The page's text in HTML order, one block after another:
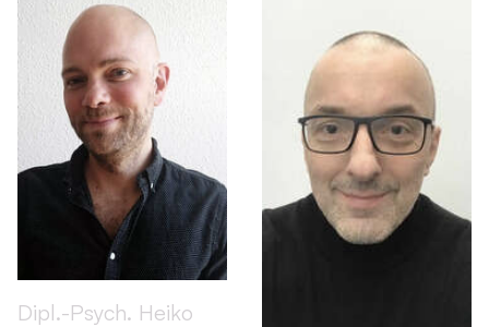
Dipl.-Psych. Heiko